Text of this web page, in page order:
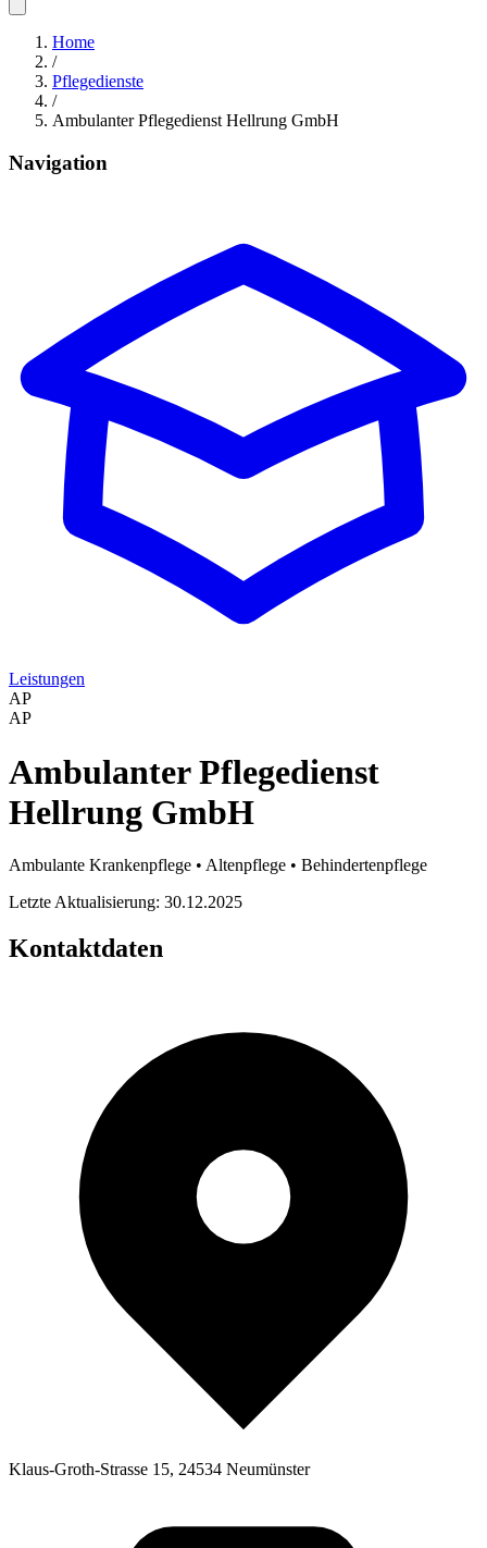
Home
/
Pflegedienste
/
Ambulanter Pflegedienst Hellrung GmbH
Navigation
Leistungen
AP
AP
Ambulanter Pflegedienst
Hellrung GmbH
Ambulante Krankenpflege • Altenpflege • Behindertenpflege
Letzte Aktualisierung: 30.12.2025
Kontaktdaten
Klaus-Groth-Strasse 15, 24534 Neumünster